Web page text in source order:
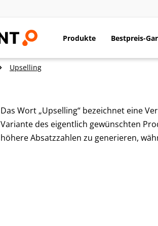
Produkte Bestpreis-
Upselling
Das Wort „Upselling“ bezeichnet eine
Variante des eigentlich gewünschten
höhere Absatzzahlen zu generieren,